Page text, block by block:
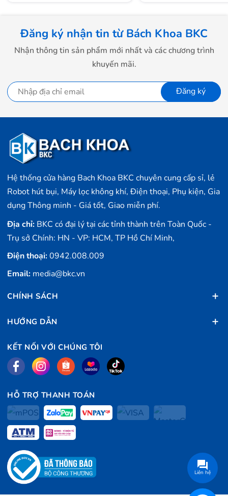
Đăng ký nhận tin từ Bách Khoa BKC
Nhận thông tin sản phẩm mới nhất và các chương trình
khuyến mãi.
Đăng ký
Hệ thống cửa hàng Bach Khoa BKC chuyên cung cấp sỉ, lẻ
Robot hút bụi, Máy lọc không khí, Điện thoại, Phụ kiện, Gia
dụng Thông minh - Giá tốt, Giao miễn phí.
Địa chỉ: BKC có đại lý tại các tỉnh thành trên Toàn Quốc -
Trụ sở Chính: HN - VP: HCM, TP Hồ Chí Minh,
Điện thoại:0942.008.009
Email: media@bkc.vn
CHÍNH SÁCH
HƯỚNG DẪN
KẾT NỐI VỚI CHÚNG TÔI
HỖ TRỢ THANH TOÁN
Liên hệ